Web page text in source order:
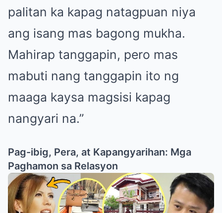
palitan ka kapag natagpuan niya
ang isang mas bagong mukha.
Mahirap tanggapin, pero mas
mabuti nang tanggapin ito ng
maaga kaysa magsisi kapag
nangyari na.”
Pag-ibig, Pera, at Kapangyarihan: Mga
Paghamon sa Relasyon